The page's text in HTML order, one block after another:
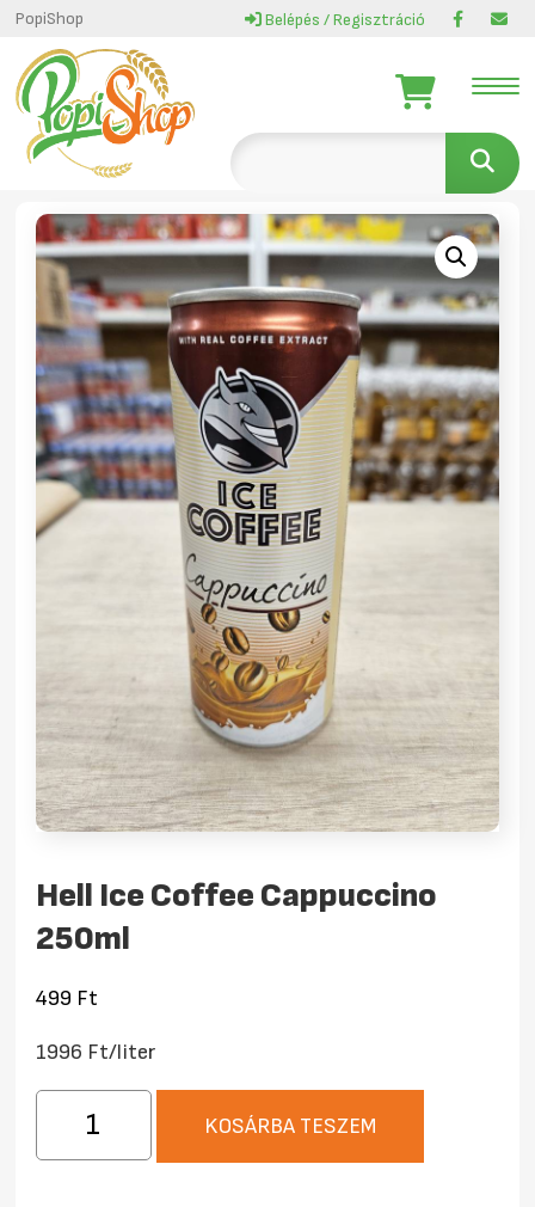
PopiShop Belépés / Regisztráció
Hell Ice Coffee Cappuccino
250ml
499 Ft
1996 Ft/liter
Coffee
KOSÁRBA TESZEM